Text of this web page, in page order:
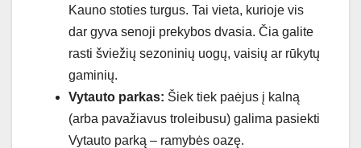
Kauno stoties turgus. Tai vieta, kurioje vis
dar gyva senoji prekybos dvasia. Čia galite
rasti šviežių sezoninių uogų, vaisių ar rūkytų
gaminių.
Vytauto parkas: Šiek tiek paėjus į kalną
(arba pavažiavus troleibusu) galima pasiekti
Vytauto parką – ramybės oazę.